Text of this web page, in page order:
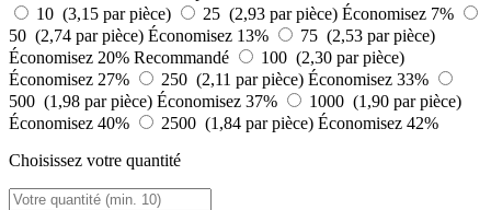
10 (3,15 par pièce)
25 (2,93 par pièce) Économisez 7%
50 (2,74 par pièce) Économisez 13%
75 (2,53 par pièce)
Économisez 20% Recommandé
100 (2,30 par pièce)
Économisez 27%
250 (2,11 par pièce) Économisez 33%
500 (1,98 par pièce) Économisez 37%
1000 (1,90 par pièce)
Économisez 40%
2500 (1,84 par pièce) Économisez 42%
Choisissez votre quantité